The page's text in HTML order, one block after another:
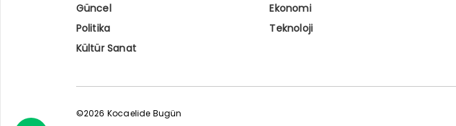
Güncel Ekonomi
Politika
Teknoloji
Kültür Sanat
©2026 Kocaelide Bugün